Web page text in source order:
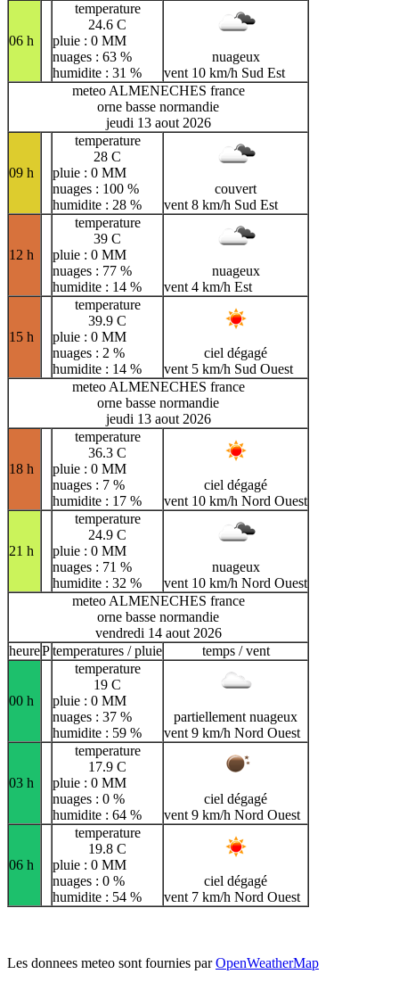
06 h
temperature
24.6 C
pluie : 0 MM
nuages : 63 %
humidite : 31 %
nuageux
vent 10 km/h Sud Est
meteo ALMENECHES france
orne basse normandie
jeudi 13 aout 2026
09 h
temperature
28 C
pluie : 0 MM
nuages : 100 %
humidite : 28 %
couvert
vent 8 km/h Sud Est
12 h
temperature
39 C
pluie : 0 MM
nuages : 77 %
humidite : 14 %
nuageux
vent 4 km/h Est
15 h
temperature
39.9 C
pluie : 0 MM
nuages : 2 %
humidite : 14 %
ciel dégagé
vent 5 km/h Sud Ouest
meteo ALMENECHES france
orne basse normandie
jeudi 13 aout 2026
18 h
temperature
36.3 C
pluie : 0 MM
nuages : 7 %
humidite : 17 %
ciel dégagé
vent 10 km/h Nord Ouest
21 h
temperature
24.9 C
pluie : 0 MM
nuages : 71 %
humidite : 32 %
nuageux
vent 10 km/h Nord Ouest
meteo ALMENECHES france
orne basse normandie
vendredi 14 aout 2026
heurePtemperatures / pluie temps / vent
00 h
temperature
19 C
pluie : 0 MM
nuages : 37 %
humidite : 59 %
partiellement nuageux
vent 9 km/h Nord Ouest
03 h
temperature
17.9 C
pluie : 0 MM
nuages : 0 %
humidite : 64 %
ciel dégagé
vent 9 km/h Nord Ouest
06 h
temperature
19.8 C
pluie : 0 MM
nuages : 0 %
humidite : 54 %
ciel dégagé
vent 7 km/h Nord Ouest
Les donnees meteo sont fournies parOpenWeatherMap